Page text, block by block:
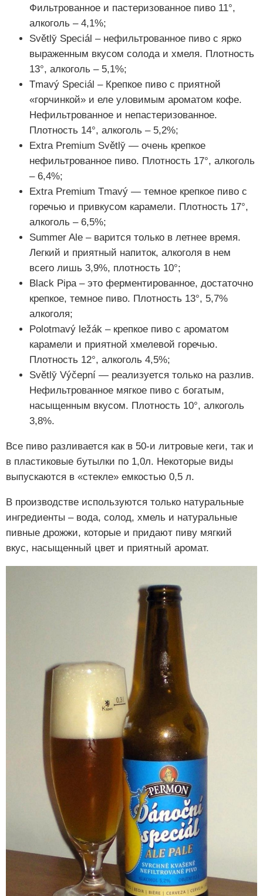
Фильтрованное и пастеризованное пиво 11°,
алкоголь – 4,1%;
Světly̌ Speciál – нефильтрованное пиво с ярко
выраженным вкусом солода и хмеля. Плотность
13°, алкоголь – 5,1%;
Tmavý Speciál – Крепкое пиво с приятной
«горчинкой» и еле уловимым ароматом кофе.
Нефильтрованное и непастеризованное.
Плотность 14°, алкоголь – 5,2%;
Extra Premium Světly̌ — очень крепкое
нефильтрованное пиво. Плотность 17°, алкоголь
– 6,4%;
Extra Premium Tmavý — темное крепкое пиво с
горечью и привкусом карамели. Плотность 17°,
алкоголь – 6,5%;
Summer Ale – варится только в летнее время.
Легкий и приятный напиток, алкоголя в нем
всего лишь 3,9%, плотность 10°;
Black Pipa – это ферментированное, достаточно
крепкое, темное пиво. Плотность 13°, 5,7%
алкоголя;
Polotmavý ležák – крепкое пиво с ароматом
карамели и приятной хмелевой горечью.
Плотность 12°, алкоголь 4,5%;
Světly̌ Výčepní — реализуется только на разлив.
Нефильтрованное мягкое пиво с богатым,
насыщенным вкусом. Плотность 10°, алкоголь
3,8%.
Все пиво разливается как в 50-и литровые кеги, так и
в пластиковые бутылки по 1,0л. Некоторые виды
выпускаются в «стекле» емкостью 0,5 л.
В производстве используются только натуральные
ингредиенты – вода, солод, хмель и натуральные
пивные дрожжи, которые и придают пиву мягкий
вкус, насыщенный цвет и приятный аромат.